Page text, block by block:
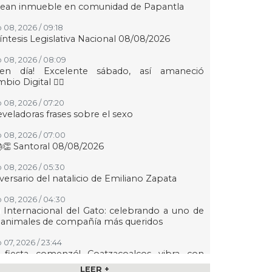
inmueble en comunidad de Papantla
08, 2026 / 09:18
Legislativa Nacional 08/08/2026
08, 2026 / 08:09
día! Excelente sábado, así amaneció
Digital 👍🏻
08, 2026 / 07:20
frases sobre el sexo
08, 2026 / 07:00
Santoral 08/08/2026
08, 2026 / 05:30
del natalicio de Emiliano Zapata
08, 2026 / 04:30
Internacional del Gato: celebrando a uno de
animales de compañía más queridos
07, 2026 / 23:44
fiesta comenzó! Coatzacoalcos vibra con
Turizo y Nicho Hinojosa en el Festival del
LEER +